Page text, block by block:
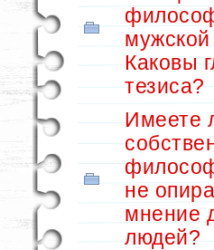
Каковы
тезиса?
Имеете
не
мнение
людей?